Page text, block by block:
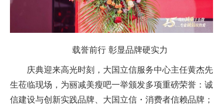
载誉前行 彰显品牌硬实力
庆典迎来高光时刻，大国立信服务中心主任黄杰先
生莅临现场，为丽减美瘦吧一举颁发多项重磅荣誉：诚
信建设与创新实践品牌、大国立信・消费者信赖品牌；